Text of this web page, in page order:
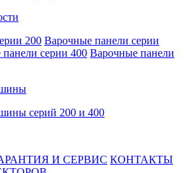
200 Варочные панели серии
серии 400 Варочные панели
серий 200 и 400
И СЕРВИС КОНТАКТЫ